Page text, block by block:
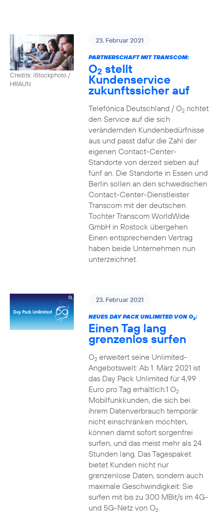
Credits: iStockphoto /
HRAUN
23. Februar 2021
PARTNERSCHAFT MIT TRANSCOM:
O2 stellt
Kundenservice
zukunftssicher auf
Telefónica Deutschland / O2richtet
den Service auf die sich
verändernden Kundenbedürfnisse
aus und passt dafür die Zahl der
eigenen Contact-Center-
Standorte von derzeit sieben auf
fünf an. Die Standorte in Essen und
Berlin sollen an den schwedischen
Contact-Center-Dienstleister
Transcom mit der deutschen
Tochter Transcom WorldWide
GmbH in Rostock übergehen.
Einen entsprechenden Vertrag
haben beide Unternehmen nun
unterzeichnet.
23. Februar 2021
NEUES DAY PACK UNLIMITED VON O2:
Einen Tag lang
grenzenlos surfen
O2erweitert seine Unlimited-
Angebotswelt: Ab 1. März 2021 ist
das Day Pack Unlimited für 4,99
Euro pro Tag erhältlich.1 O2
Mobilfunkkunden, die sich bei
ihrem Datenverbrauch temporär
nicht einschränken möchten,
können damit sofort sorgenfrei
surfen, und das meist mehr als 24
Stunden lang. Das Tagespaket
bietet Kunden nicht nur
grenzenlose Daten, sondern auch
maximale Geschwindigkeit: Sie
surfen mit bis zu 300 MBit/s im 4G-
und 5G-Netz von O2.